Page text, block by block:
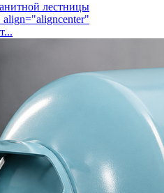
лестницы
align="aligncenter"